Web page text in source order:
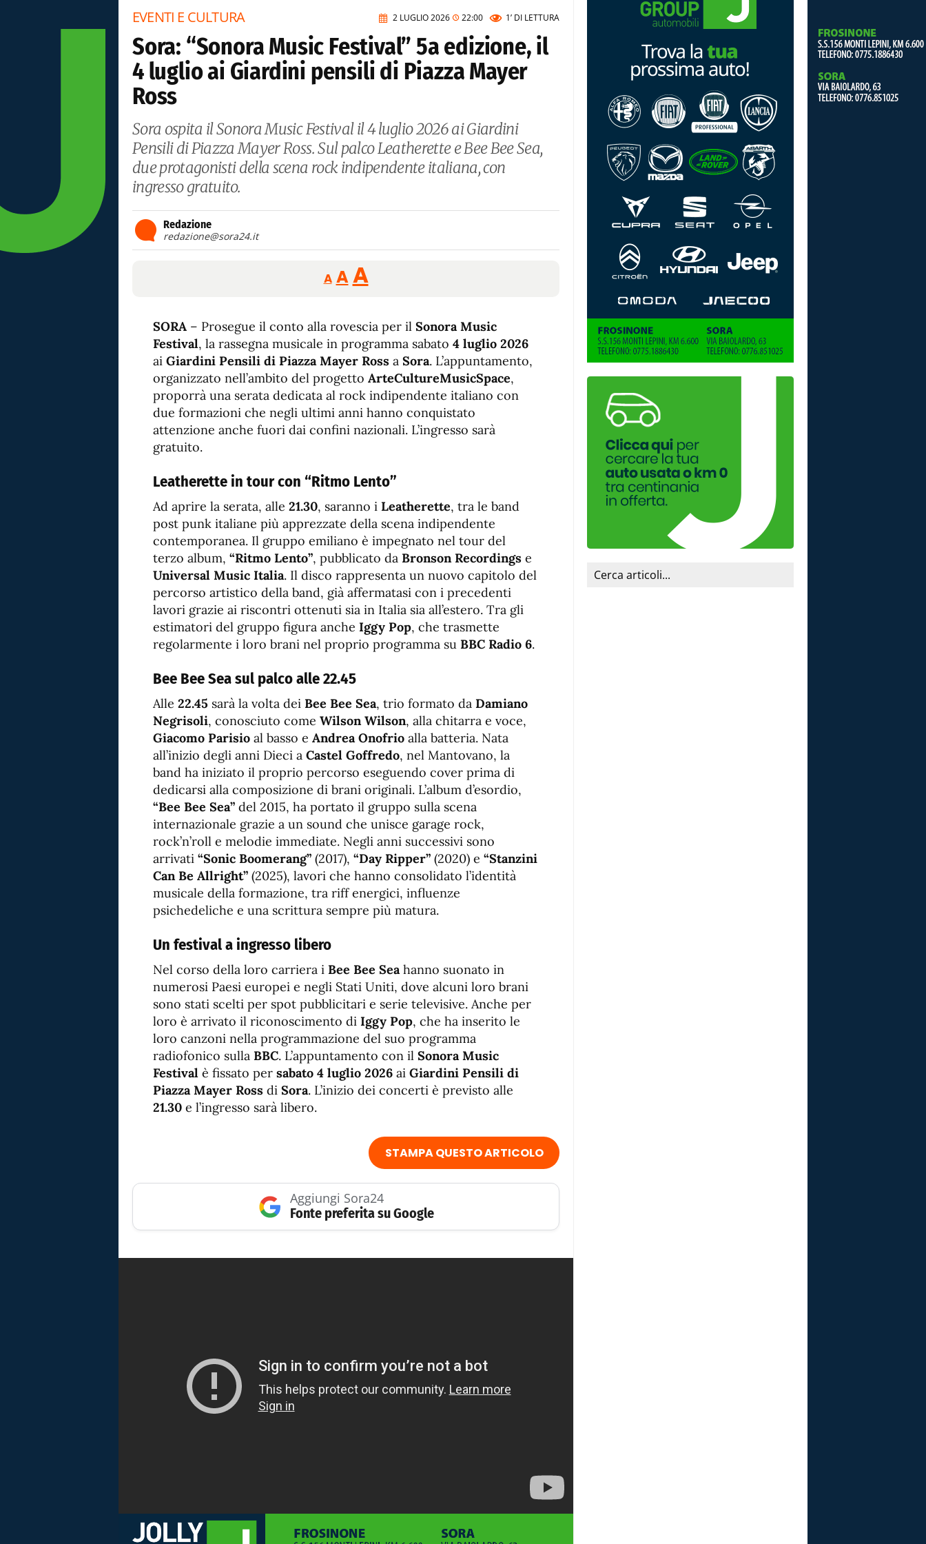
2 LUGLIO 2026 22:00 1’ DI LETTURA
EVENTI E CULTURA
Sora: “Sonora Music Festival” 5a edizione, il
4 luglio ai Giardini pensili di Piazza Mayer
Ross
Sora ospita il Sonora Music Festival il 4 luglio 2026 ai Giardini
Pensili di Piazza Mayer Ross. Sul palco Leatherette e Bee Bee Sea,
due protagonisti della scena rock indipendente italiana, con
ingresso gratuito.
Redazione
redazione@sora24.it
A
Reducir
tamaño
A Restablecer
tamaño
de
fuente
AAumentar
de
fuente.
SORA – Prosegue il conto alla rovescia per il Sonora Music
Festival, la rassegna musicale in programma sabato 4 luglio 2026
ai Giardini Pensili di Piazza Mayer Ross a Sora. L’appuntamento,
organizzato nell’ambito del progetto ArteCultureMusicSpace,
proporrà una serata dedicata al rock indipendente italiano con
due formazioni che negli ultimi anni hanno conquistato
attenzione anche fuori dai confini nazionali. L’ingresso sarà
gratuito.
Leatherette in tour con “Ritmo Lento”
Ad aprire la serata, alle 21.30, saranno i Leatherette, tra le band
post punk italiane più apprezzate della scena indipendente
contemporanea. Il gruppo emiliano è impegnato nel tour del
terzo album, “Ritmo Lento”, pubblicato da Bronson Recordings e
Universal Music Italia. Il disco rappresenta un nuovo capitolo del
percorso artistico della band, già affermatasi con i precedenti
lavori grazie ai riscontri ottenuti sia in Italia sia all’estero. Tra gli
estimatori del gruppo figura anche Iggy Pop, che trasmette
regolarmente i loro brani nel proprio programma su BBC Radio 6.
Bee Bee Sea sul palco alle 22.45
Alle 22.45 sarà la volta dei Bee Bee Sea, trio formato da Damiano
Negrisoli, conosciuto come Wilson Wilson, alla chitarra e voce,
Giacomo Parisio al basso e Andrea Onofrio alla batteria. Nata
all’inizio degli anni Dieci a Castel Goffredo, nel Mantovano, la
band ha iniziato il proprio percorso eseguendo cover prima di
dedicarsi alla composizione di brani originali. L’album d’esordio,
“Bee Bee Sea” del 2015, ha portato il gruppo sulla scena
internazionale grazie a un sound che unisce garage rock,
rock’n’roll e melodie immediate. Negli anni successivi sono
arrivati “Sonic Boomerang” (2017), “Day Ripper” (2020) e “Stanzini
Can Be Allright” (2025), lavori che hanno consolidato l’identità
musicale della formazione, tra riff energici, influenze
psichedeliche e una scrittura sempre più matura.
Un festival a ingresso libero
Nel corso della loro carriera i Bee Bee Seahanno suonato in
numerosi Paesi europei e negli Stati Uniti, dove alcuni loro brani
sono stati scelti per spot pubblicitari e serie televisive. Anche per
loro è arrivato il riconoscimento di Iggy Pop, che ha inserito le
loro canzoni nella programmazione del suo programma
radiofonico sulla BBC. L’appuntamento con il Sonora Music
Festival è fissato per sabato 4 luglio 2026 ai Giardini Pensili di
Piazza Mayer Ross di Sora. L’inizio dei concerti è previsto alle
21.30 e l’ingresso sarà libero.
STAMPA QUESTO ARTICOLO
Aggiungi Sora24
Fonte preferita su Google